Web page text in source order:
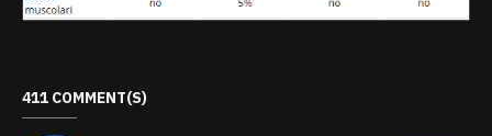
411 COMMENT(S)